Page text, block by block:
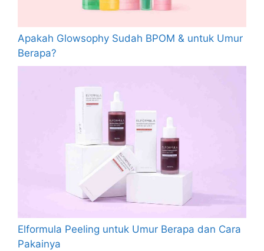
Apakah Glowsophy Sudah BPOM & untuk Umur
Berapa?
Elformula Peeling untuk Umur Berapa dan Cara
Pakainya